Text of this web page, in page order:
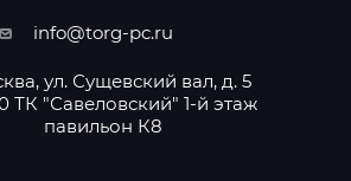
info@torg-pc.ru
ул. Сущевский вал, д. 5
ТК "Савеловский" 1-й этаж
павильон К8